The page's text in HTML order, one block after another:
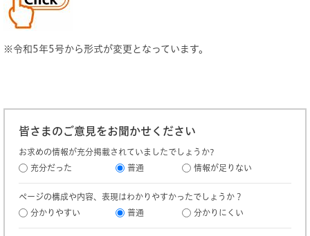
※令和5年5号から形式が変更となっています。
皆さまのご意見をお聞かせください
お求めの情報が充分掲載されていましたでしょうか?
充分だった
普通 情報が足りない
ページの構成や内容、表現はわかりやすかったでしょうか？
分かりやすい
普通 分かりにくい